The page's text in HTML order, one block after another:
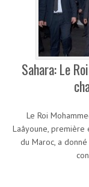
Sahara: Le
Le Roi
Laâyoune, première
du Maroc, a